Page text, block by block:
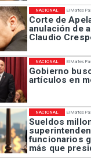
El Martes
Corte de
anulación de
Claudio
NACIONAL
El Martes
Gobierno
artículos en
NACIONAL
El Martes
Sueldos
funcionarios
más que
NACIONAL